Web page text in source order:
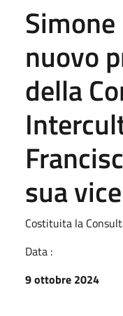
nuovo
della
sua vice
Costituita la
Data :
9 ottobre 2024